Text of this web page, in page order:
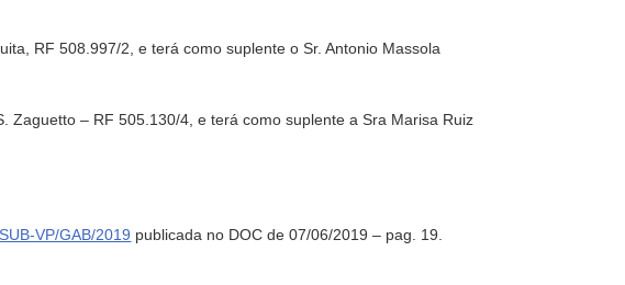
RF 508.997/2, e terá como suplente o Sr. Antonio Massola
Zaguetto – RF 505.130/4, e terá como suplente a Sra Marisa Ruiz
VP/GAB/2019 publicada no DOC de 07/06/2019 – pag. 19.